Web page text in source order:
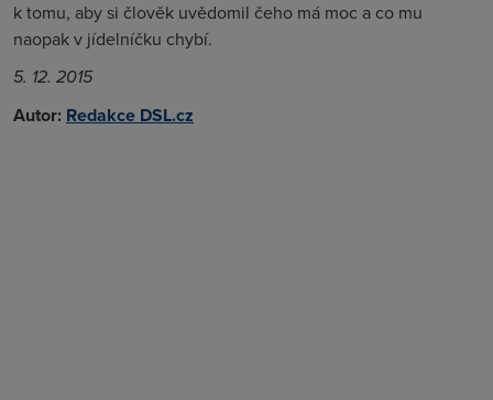
k tomu, aby si člověk uvědomil čeho má moc a co mu
naopak v jídelníčku chybí.
5. 12. 2015
Autor: Redakce DSL.cz